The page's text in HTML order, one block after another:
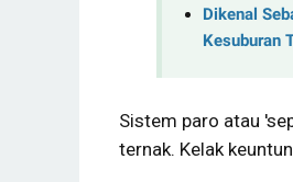
Dikenal
Kesuburan
Sistem paro atau
ternak. Kelak